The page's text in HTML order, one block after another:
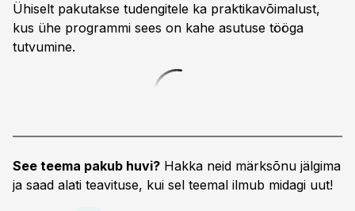
Ühiselt pakutakse tudengitele ka praktikavõimalust,
kus ühe programmi sees on kahe asutuse tööga
tutvumine.
See teema pakub huvi? Hakka neid märksõnu jälgima
ja saad alati teavituse, kui sel teemal ilmub midagi uut!